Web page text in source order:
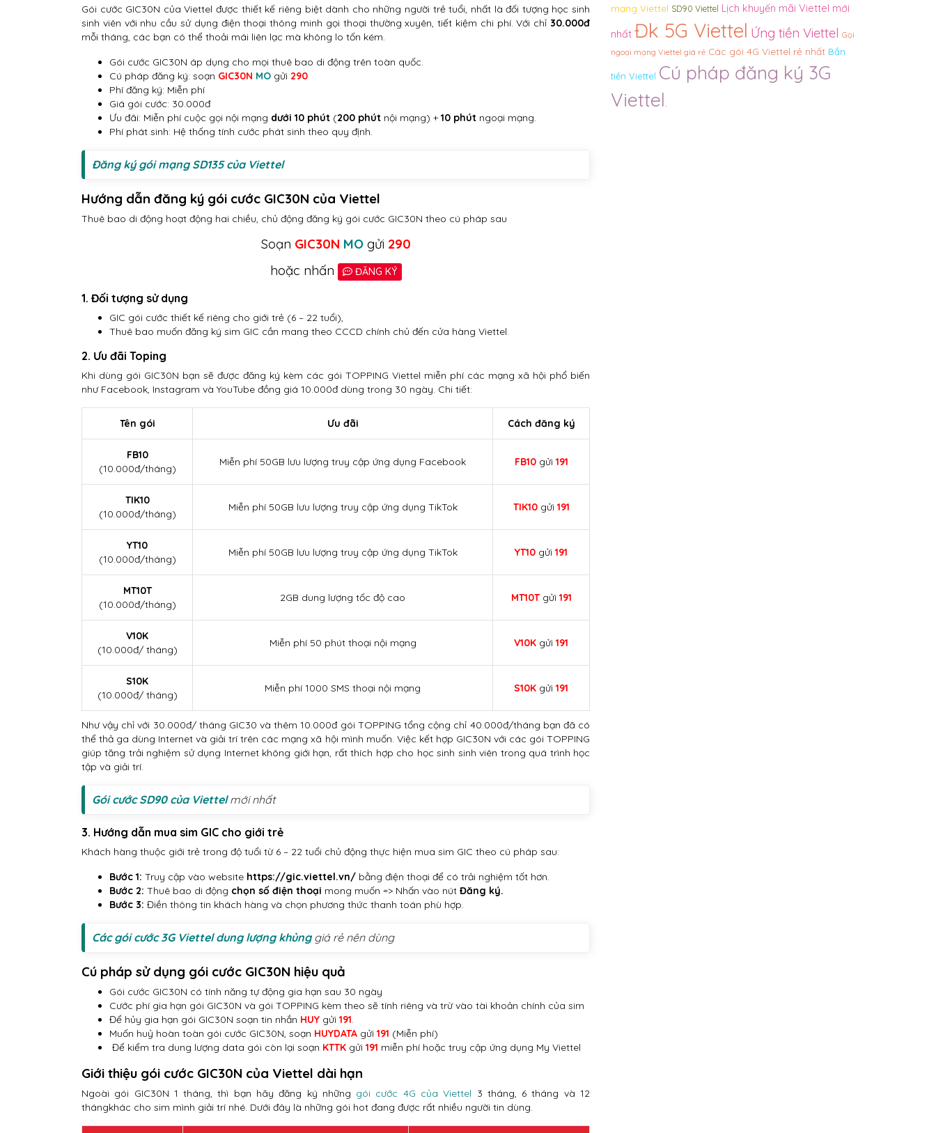
Gói cước GIC30N của Viettel được thiết kế riêng biệt dành cho những người trẻ tuổi, nhất là đối tượng học sinh
sinh viên với nhu cầu sử dụng điện thoại thông minh gọi thoại thường xuyên, tiết kiệm chi phí. Với chỉ 30.000đ
mỗi tháng, các bạn có thể thoải mái liên lạc mà không lo tốn kém.
Gói cước GIC30N áp dụng cho mọi thuê bao di động trên toàn quốc.
Cú pháp đăng ký: soạn GIC30N MO gửi 290
Phí đăng ký: Miễn phí
Giá gói cước: 30.000đ
Ưu đãi: Miễn phí cuộc gọi nội mạng dưới 10 phút (200 phút nội mạng) +10 phút ngoại mạng.
Phí phát sinh: Hệ thống tính cước phát sinh theo quy định.
Đăng ký gói mạng SD135 của Viettel
Hướng dẫn đăng ký gói cước GIC30N của Viettel
Thuê bao di động hoạt động hai chiều, chủ động đăng ký gói cước GIC30N theo cú pháp sau
Soạn GIC30N MOgửi 290
hoặc nhấn
ĐĂNG KÝ
1. Đối tượng sử dụng
GIC gói cước thiết kế riêng cho giới trẻ (6 – 22 tuổi),
Thuê bao muốn đăng ký sim GIC cần mang theo CCCD chính chủ đến cửa hàng Viettel.
2. Ưu đãi Toping
Khi dùng gói GIC30N bạn sẽ được đăng ký kèm các gói TOPPING Viettel miễn phí các mạng xã hội phổ biến
như Facebook, Instagram và YouTube đồng giá 10.000đ dùng trong 30 ngày. Chi tiết:
Tên gói Ưu đãi Cách đăng ký
FB10
(10.000đ/tháng)
Miễn phí 50GB lưu lượng truy cập ứng dụng Facebook FB10gửi 191
TIK10
(10.000đ/tháng)
Miễn phí 50GB lưu lượng truy cập ứng dụng TikTok TIK10gửi 191
YT10
(10.000đ/tháng)
Miễn phí 50GB lưu lượng truy cập ứng dụng TikTok YT10 gửi 191
MT10T
(10.000đ/tháng)
2GB dung lượng tốc độ cao MT10Tgửi 191
V10K
(10.000đ/ tháng)
Miễn phí 50 phút thoại nội mạng V10K gửi 191
S10K
(10.000đ/ tháng)
Miễn phí 1000 SMS thoại nội mạng S10K gửi 191
Như vậy chỉ với 30.000đ/ tháng GIC30 và thêm 10.000đ gói TOPPING tổng cộng chỉ 40.000đ/tháng bạn đã có
thể thả ga dùng Internet và giải trí trên các mạng xã hội mình muốn. Việc kết hợp GIC30N với các gói TOPPING
giúp tăng trải nghiệm sử dụng Internet không giới hạn, rất thích hợp cho học sinh sinh viên trong quá trình học
tập và giải trí.
Gói cước SD90 của Viettelmới nhất
3. Hướng dẫn mua sim GIC cho giới trẻ
Khách hàng thuộc giới trẻ trong độ tuổi từ 6 – 22 tuổi chủ động thực hiện mua sim GIC theo cú pháp sau:
Bước 1: Truy cập vào website https://gic.viettel.vn/ bằng điện thoại để có trải nghiệm tốt hơn.
Bước 2: Thuê bao di động chọn số điện thoại mong muốn => Nhấn vào nút Đăng ký.
Bước 3: Điền thông tin khách hàng và chọn phương thức thanh toán phù hợp.
Các gói cước 3G Viettel dung lượng khủng giá rẻ nên dùng
Cú pháp sử dụng gói cước GIC30N hiệu quả
Gói cước GIC30N có tính năng tự động gia hạn sau 30 ngày
Cước phí gia hạn gói GIC30N và gói TOPPING kèm theo sẽ tính riêng và trừ vào tài khoản chính của sim
Để hủy gia hạn gói GIC30N soạn tin nhắn HUY gửi 191.
Muốn huỷ hoàn toàn gói cước GIC30N, soạn HUYDATA gửi 191 (Miễn phí)
Để kiểm tra dung lượng data gói còn lại soạn KTTK gửi 191 miễn phí hoặc truy cập ứng dụng My Viettel
Giới thiệu gói cước GIC30N của Viettel dài hạn
Ngoài gói GIC30N 1 tháng, thì bạn hãy đăng ký những gói cước 4G của Viettel 3 tháng, 6 tháng và 12
thángkhác cho sim mình giải trí nhé. Dưới đây là những gói hot đang được rất nhiều người tin dùng.
mạng Viettel SD90 Viettel Lịch khuyến mãi Viettel mới
nhất Đk 5G Viettel Ứng tiền Viettel Gọi
ngoại mạng Viettel giá rẻ Các gói 4G Viettel rẻ nhất Bắn
tiền Viettel Cú pháp đăng ký 3G
Viettel.